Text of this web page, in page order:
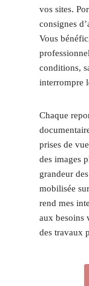
vos sites.
consignes
Vous
conditions,
interrompre
Chaque
prises de
des images
grandeur
mobilisée
rend mes
aux besoins
des travaux